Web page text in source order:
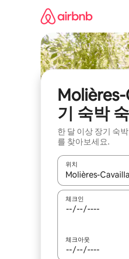
기 숙박
한 달 이상 장기 숙
를 찾아보세요.
위치
결과가 나오면 위·
체크인
체크아웃